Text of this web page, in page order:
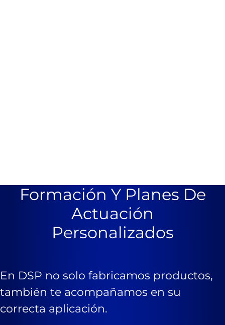
Formación Y Planes De
Actuación
Personalizados
En DSP no solo fabricamos productos,
también te acompañamos en su
correcta aplicación.